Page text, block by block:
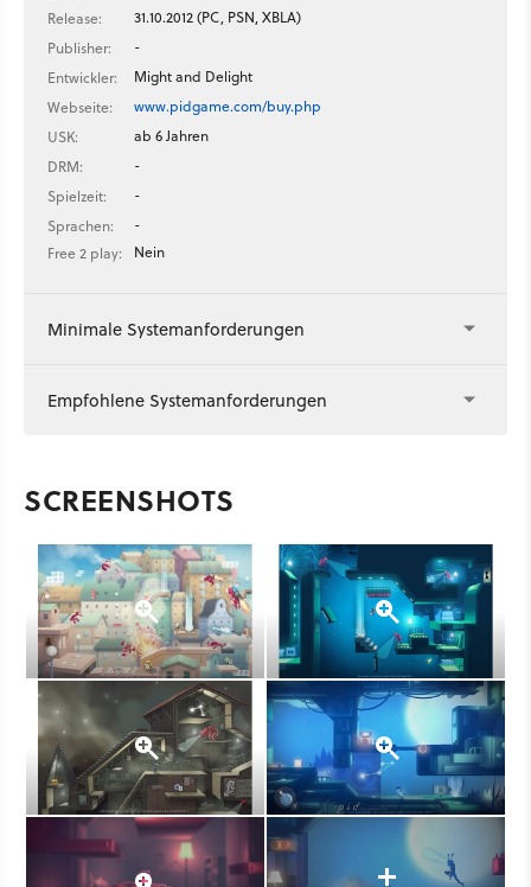
Release:
31.10.2012 (PC, PSN, XBLA)
Publisher:
-
Entwickler:
Might and Delight
Webseite:
www.pidgame.com/buy.php
USK:
ab 6 Jahren
DRM:
-
Spielzeit:
-
Sprachen:
-
Free 2 play:
Nein
Minimale Systemanforderungen
Empfohlene Systemanforderungen
SCREENSHOTS